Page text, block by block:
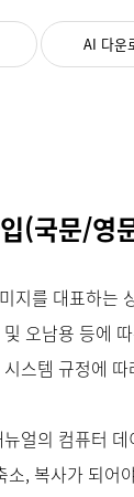
AI 다운
(국문/영
지를 대표하는
오남용 등에
스템 규정에 따
얼의 컴퓨터
, 복사가 되어